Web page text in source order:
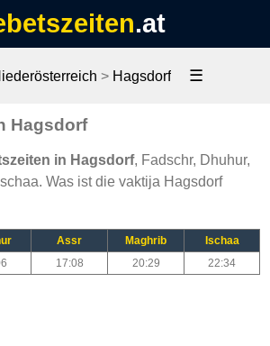
.at
> Hagsdorf ☰
Hagsdorf
in Hagsdorf, Fadschr, Dhuhur,
Was ist die vaktija Hagsdorf
Assr Maghrib
Ischaa
17:08 20:29 22:34